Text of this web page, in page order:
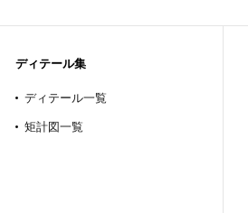
ディテール集
ディテール一覧
矩計図一覧